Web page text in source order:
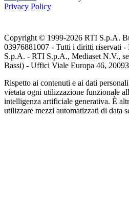
Privacy Policy
Copyright © 1999-2026 RTI S.p.A.
03976881007 - Tutti i diritti riservati -
S.p.A. - RTI S.p.A., Mediaset N.V.,
Bassi) - Uffici Viale Europa 46,
Rispetto ai contenuti e ai dati
vietata ogni utilizzazione funzionale
intelligenza artificiale generativa. È
utilizzare mezzi automatizzati di data